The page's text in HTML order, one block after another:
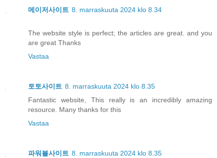
메이저사이트 8. marraskuuta 2024 klo 8.34
The website style is perfect; the articles are great. and you
are great Thanks
Vastaa
토토사이트 8. marraskuuta 2024 klo 8.35
Fantastic website, This really is an incredibly amazing
resource. Many thanks for this
Vastaa
파워볼사이트 8. marraskuuta 2024 klo 8.35